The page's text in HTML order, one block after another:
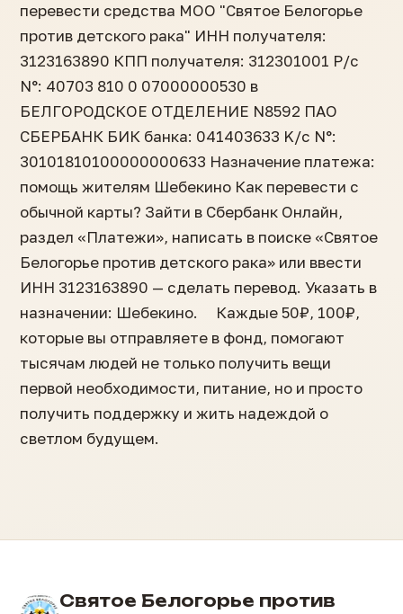
перевести средства МОО "Святое Белогорье
против детского рака" ИНН получателя:
3123163890 КПП получателя: 312301001 P/c
N°: 40703 810 0 07000000530 в
БЕЛГОРОДСКОЕ ОТДЕЛЕНИЕ N8592 ПАО
СБЕРБАНК БИК банка: 041403633 K/c N°:
30101810100000000633 Назначение платежа:
помощь жителям Шебекино Как перевести с
обычной карты? Зайти в Сбербанк Онлайн,
раздел «Платежи», написать в поиске «Святое
Белогорье против детского рака» или ввести
ИНН 3123163890 — сделать перевод. Указать в
назначении: Шебекино. ⠀ Каждые 50₽, 100₽,
которые вы отправляете в фонд, помогают
тысячам людей не только получить вещи
первой необходимости, питание, но и просто
получить поддержку и жить надеждой о
светлом будущем.
Святое Белогорье против